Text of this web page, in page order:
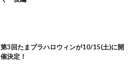
第3回たまプラハロウィンが10/15(土)に開
催決定！